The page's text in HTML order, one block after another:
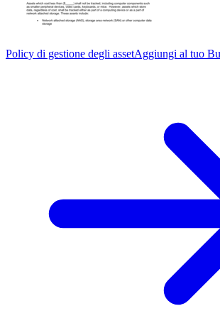
Policy di gestione degli assetAggiungi al tuo